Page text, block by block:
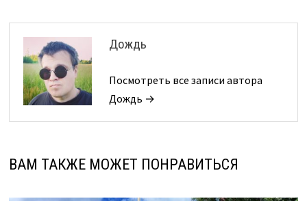
Дождь
Посмотреть все записи автора
Дождь →
ВАМ ТАКЖЕ МОЖЕТ ПОНРАВИТЬСЯ